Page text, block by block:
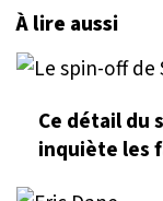
À lire aussi
Ce détail du
inquiète les